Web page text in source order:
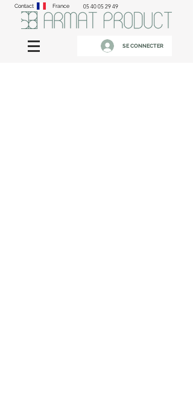
Contact France 05 40 05 29 49
SE CONNECTER